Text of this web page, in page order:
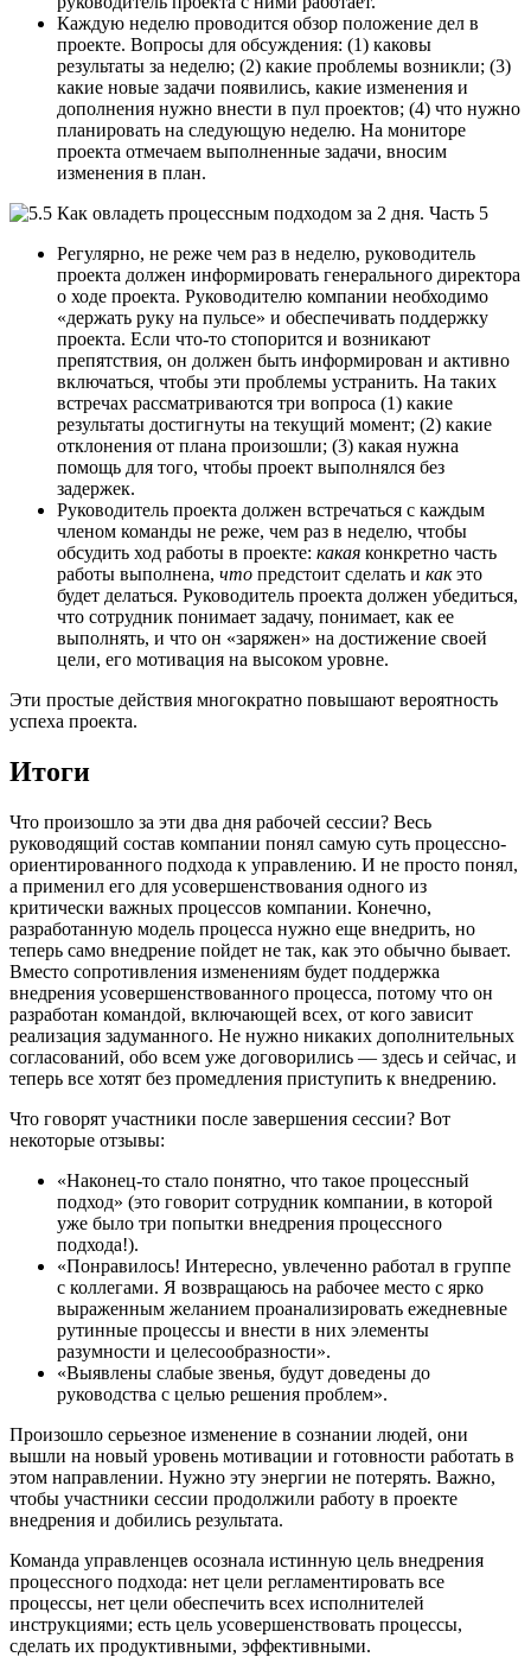
Каждую неделю проводится обзор положение дел в
проекте. Вопросы для обсуждения: (1) каковы
результаты за неделю; (2) какие проблемы возникли; (3)
какие новые задачи появились, какие изменения и
дополнения нужно внести в пул проектов; (4) что нужно
планировать на следующую неделю. На мониторе
проекта отмечаем выполненные задачи, вносим
изменения в план.
Регулярно, не реже чем раз в неделю, руководитель
проекта должен информировать генерального директора
о ходе проекта. Руководителю компании необходимо
«держать руку на пульсе» и обеспечивать поддержку
проекта. Если что-то стопорится и возникают
препятствия, он должен быть информирован и активно
включаться, чтобы эти проблемы устранить. На таких
встречах рассматриваются три вопроса (1) какие
результаты достигнуты на текущий момент; (2) какие
отклонения от плана произошли; (3) какая нужна
помощь для того, чтобы проект выполнялся без
задержек.
Руководитель проекта должен встречаться с каждым
членом команды не реже, чем раз в неделю, чтобы
обсудить ход работы в проекте: какая конкретно часть
работы выполнена, что предстоит сделать и какэто
будет делаться. Руководитель проекта должен убедиться,
что сотрудник понимает задачу, понимает, как ее
выполнять, и что он «заряжен» на достижение своей
цели, его мотивация на высоком уровне.
Эти простые действия многократно повышают вероятность
успеха проекта.
Итоги
Что произошло за эти два дня рабочей сессии? Весь
руководящий состав компании понял самую суть процессно-
ориентированного подхода к управлению. И не просто понял,
а применил его для усовершенствования одного из
критически важных процессов компании. Конечно,
разработанную модель процесса нужно еще внедрить, но
теперь само внедрение пойдет не так, как это обычно бывает.
Вместо сопротивления изменениям будет поддержка
внедрения усовершенствованного процесса, потому что он
разработан командой, включающей всех, от кого зависит
реализация задуманного. Не нужно никаких дополнительных
согласований, обо всем уже договорились — здесь и сейчас, и
теперь все хотят без промедления приступить к внедрению.
Что говорят участники после завершения сессии? Вот
некоторые отзывы:
«Наконец-то стало понятно, что такое процессный
подход» (это говорит сотрудник компании, в которой
уже было три попытки внедрения процессного
подхода!).
«Понравилось! Интересно, увлеченно работал в группе
с коллегами. Я возвращаюсь на рабочее место с ярко
выраженным желанием проанализировать ежедневные
рутинные процессы и внести в них элементы
разумности и целесообразности».
«Выявлены слабые звенья, будут доведены до
руководства с целью решения проблем».
Произошло серьезное изменение в сознании людей, они
вышли на новый уровень мотивации и готовности работать в
этом направлении. Нужно эту энергии не потерять. Важно,
чтобы участники сессии продолжили работу в проекте
внедрения и добились результата.
Команда управленцев осознала истинную цель внедрения
процессного подхода: нет цели регламентировать все
процессы, нет цели обеспечить всех исполнителей
инструкциями; есть цель усовершенствовать процессы,
сделать их продуктивными, эффективными.